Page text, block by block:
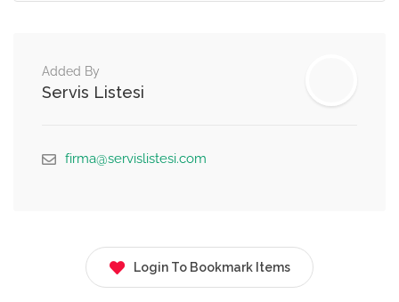
Added By
Servis Listesi
firma@servislistesi.com
Login To Bookmark Items